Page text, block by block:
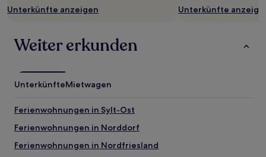
können
gelten.
Unterkünfte anzeigen
Unterkünfte
Weiter erkunden
UnterkünfteMietwagen
Ferienwohnungen in Sylt-Ost
Ferienwohnungen in Norddorf
Ferienwohnungen in Nordfriesland